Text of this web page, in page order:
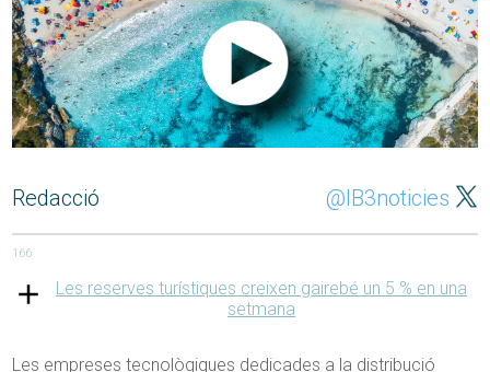
Redacció @IB3noticies
166
Les reserves turístiques creixen gairebé un 5 % en una
setmana
Les empreses tecnològiques dedicades a la distribució